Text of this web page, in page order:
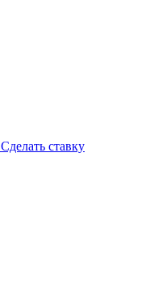
Сделать ставку